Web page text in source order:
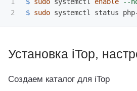
$ sudo
Установка iTop,
Создаем каталог для iTop